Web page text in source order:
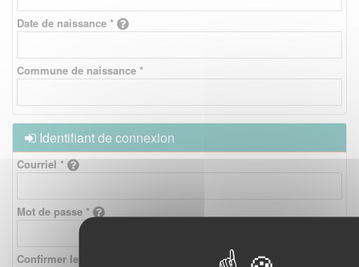
Date de naissance *
Commune de naissance *
Identifiant de connexion
Courriel *
Mot de passe *
Confirmer le mot de passe *